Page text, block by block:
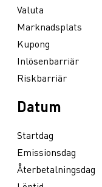
Valuta
Marknadsplats
Kupong
Inlösenbarriär
Riskbarriär
Datum
Startdag
Emissionsdag
Återbetalningsdag